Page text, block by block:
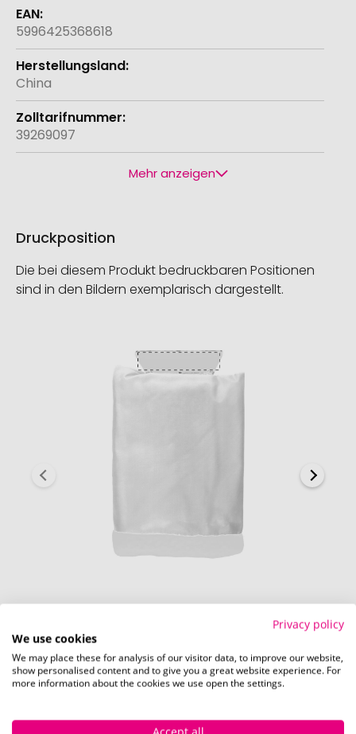
5996425368618
China
39269097
Mehr anzeigen
Druckposition
Die bei diesem Produkt bedruckbaren Positionen
sind in den Bildern exemplarisch dargestellt.
Verfügbare Farben
Privacy policy
We use cookies
We may place these for analysis of our visitor data, to improve our website,
show personalised content and to give you a great website experience. For
more information about the cookies we use open the settings.